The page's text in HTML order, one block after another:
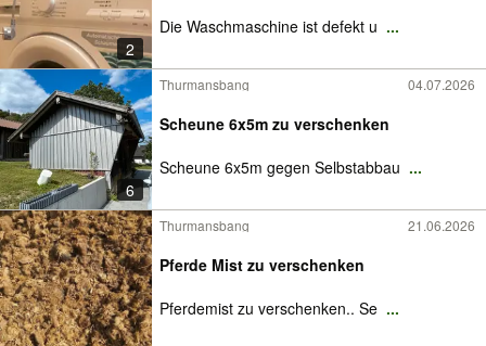
2
Die Waschmaschine ist defekt u ...
6
Thurmansbang 04.07.2026
Scheune 6x5m zu verschenken
Scheune 6x5m gegen Selbstabbau ...
Thurmansbang 21.06.2026
Pferde Mist zu verschenken
Pferdemist zu verschenken.. Se ...